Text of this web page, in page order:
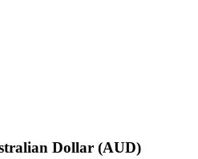
Dollar (AUD)